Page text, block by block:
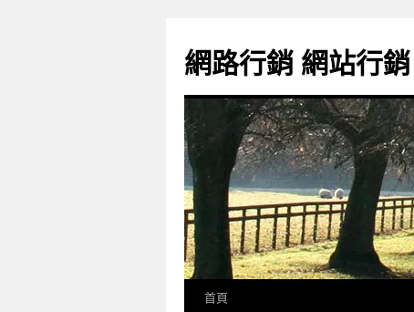
網路行銷 網站行銷
首頁